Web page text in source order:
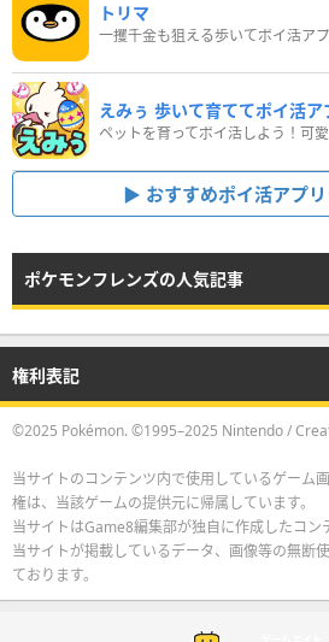
トリマ
一攫千金も狙える歩いてポイ活ア
えみぅ 歩いて育ててポイ活ア
おすすめポイ活アプ
ポケモンフレンズの人気記事
権利表記
©2025 Pokémon. ©1995–2025 Nintendo /
当サイトのコンテンツ内で使用しているゲーム
権は、当該ゲームの提供元に帰属しています。
当サイトはGame8編集部が独自に作成したコン
当サイトが掲載しているデータ、画像等の無断
ております。